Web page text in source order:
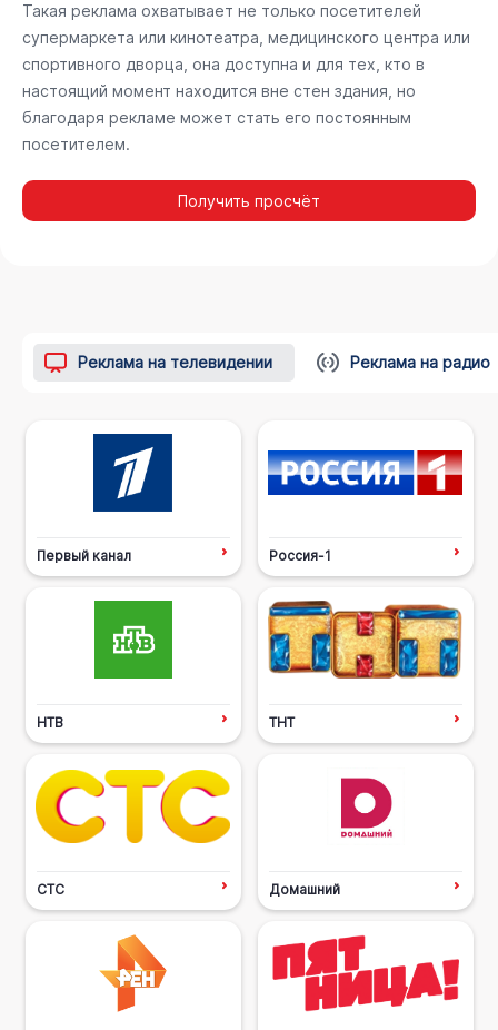
Такая реклама охватывает не только посетителей
супермаркета или кинотеатра, медицинского центра или
спортивного дворца, она доступна и для тех, кто в
настоящий момент находится вне стен здания, но
благодаря рекламе может стать его постоянным
посетителем.
Получить просчёт
Реклама на телевидении Реклама на радио
Первый канал Россия-1
НТВ ТНТ
СТС Домашний